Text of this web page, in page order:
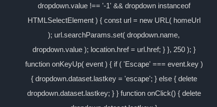
dropdown.value !== '-1' && dropdown instanceof
HTMLSelectElement ) { const url = new URL( homeUrl
); url.searchParams.set( dropdown.name,
dropdown.value ); location.href = url.href; } }, 250 ); }
function onKeyUp( event ) { if ( 'Escape' === event.key )
{ dropdown.dataset.lastkey = 'escape'; } else { delete
dropdown.dataset.lastkey; } } function onClick() { delete